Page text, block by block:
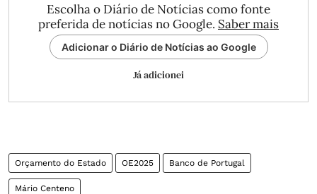
Escolha o Diário de Notícias como fonte
preferida de notícias no Google. Saber mais
Adicionar o Diário de Notícias ao Google
Já adicionei
Orçamento do Estado OE2025 Banco de Portugal
Mário Centeno